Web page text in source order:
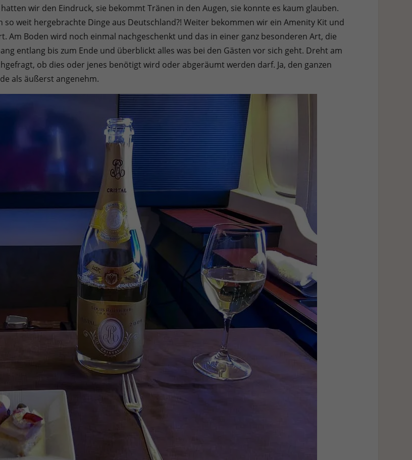
wir den Eindruck, sie bekommt Tränen in den Augen, sie konnte es kaum glauben.
so weit hergebrachte Dinge aus Deutschland?! Weiter bekommen wir ein Amenity Kit und
Am Boden wird noch einmal nachgeschenkt und das in einer ganz besonderen Art, die
entlang bis zum Ende und überblickt alles was bei den Gästen vor sich geht. Dreht am
ob dies oder jenes benötigt wird oder abgeräumt werden darf. Ja, den ganzen
als äußerst angenehm.